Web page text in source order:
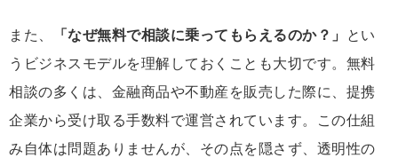
また、 「なぜ無料で相談に乗ってもらえるのか？」
とい
うビジネスモデルを理解しておくことも大切です。無料
相談の多くは、金融商品や不動産を販売した際に、提携
企業から受け取る手数料で運営されています。この仕組
み自体は問題ありませんが、その点を隠さず、透明性の